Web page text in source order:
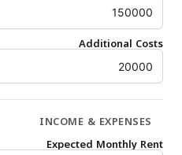
Additional Costs
INCOME & EXPENSES
Expected Monthly Rent